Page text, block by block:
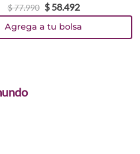
$77.990 $ 58.492
Agrega a tu bolsa